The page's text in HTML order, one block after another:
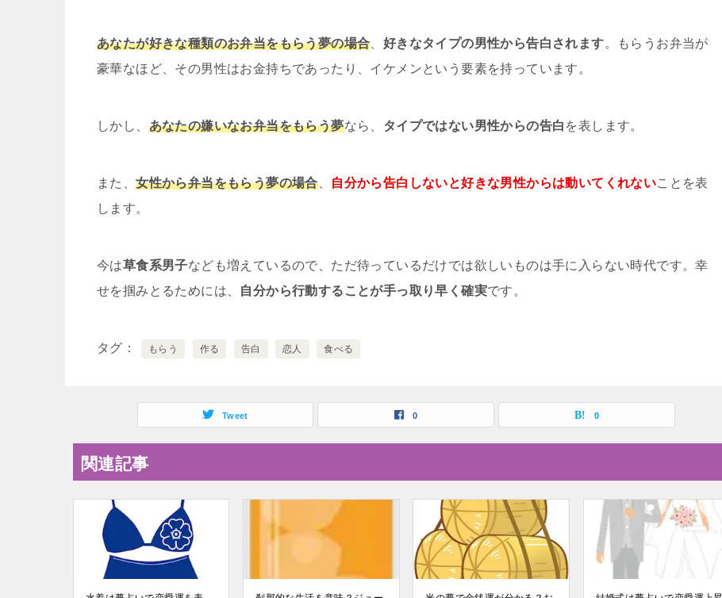
あなたが好きな種類のお弁当をもらう夢の場合 好きなタイプの男性から告白されます。もらうお弁当が
豪華なほど、その男性はお金持ちであったり、イケメンという要素を持っています。
しかし、 あなたの嫌いなお弁当をもらう夢なら、 タイプではない男性からの告白 を表します。
また、女性から弁当をもらう夢の場合、 自分から告白しないと好きな男性からは動いてくれないことを表
します。
今は草食系男子なども増えているので、ただ待っているだけでは欲しいものは手に入らない時代です。幸
せを掴みとるためには、 自分から行動することが手っ取り早く確実です。
タグ もらう 作る 告白 恋人 食べる
Tweet 0 0
関連記事